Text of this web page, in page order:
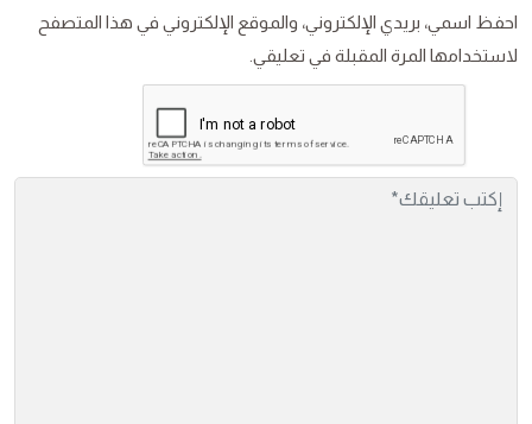
احفظ اسمي، بريدي الإلكتروني، والموقع الإلكتروني في هذا المتصفح
لاستخدامها المرة المقبلة في تعليقي.